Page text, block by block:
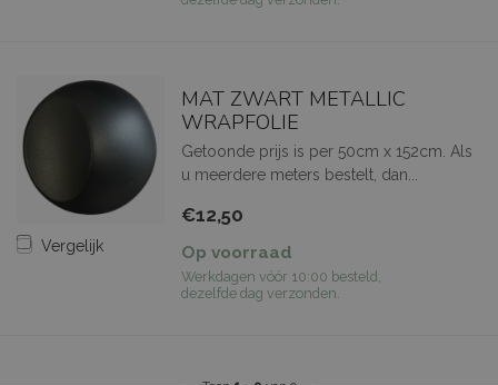
Vergelijk
MAT ZWART METALLIC
WRAPFOLIE
Getoonde prijs is per 50cm x 152cm. Als
u meerdere meters bestelt, dan...
€12,50
Op voorraad
Werkdagen vóór 10:00 besteld,
dezelfde dag verzonden.